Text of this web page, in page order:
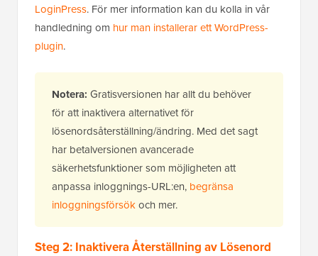
LoginPress. För mer information kan du kolla in vår
handledning om hur man installerar ett WordPress-
plugin.
Notera: Gratisversionen har allt du behöver
för att inaktivera alternativet för
lösenordsåterställning/ändring. Med det sagt
har betalversionen avancerade
säkerhetsfunktioner som möjligheten att
anpassa inloggnings-URL:en, begränsa
inloggningsförsökoch mer.
Steg 2: Inaktivera Återställning av Lösenord